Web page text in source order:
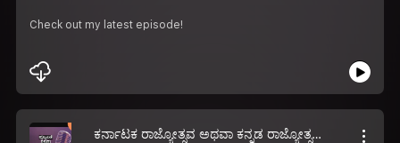
Check out my latest episode!
ಕರ್ನಾಟಕ ರಾಜ್ಯೋತ್ಸವ ಅಥವಾ ಕನ್ನಡ ರಾಜ್ಯೋತ್ಸವ..